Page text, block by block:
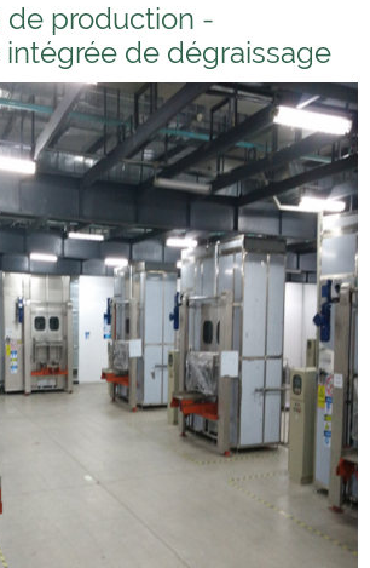
de production -
de dégraissage